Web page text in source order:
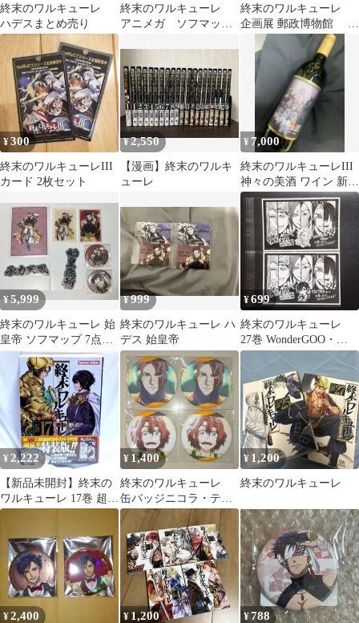
終末のワルキューレ
ハデスまとめ売り
終末のワルキューレ
アニメガ ソフマップ
終末のワルキューレ
企画展 郵政博物館 ポ
セイドン 缶バッジ
¥300
終末のワルキューレIII
カード 2枚セット
¥2,550
【漫画】終末のワルキ
ューレ
¥ 7,000
終末のワルキューレIII
神々の美酒 ワイン 新
品 未開封
¥5,999
終末のワルキューレ 始
皇帝 ソフマップ 7点セ
ット
¥999
終末のワルキューレ ハ
デス 始皇帝
¥699
終末のワルキューレ
27巻 WonderGOO・
TSUTAYA特典カード
2種
¥ 2,222
【新品未開封】終末の
ワルキューレ 17巻 超豪
華 特装版 人類最終闘争
¥ 1,400
終末のワルキューレ
缶バッジニコラ・テス
ラ
¥ 1,200
終末のワルキューレ
¥2,400 ¥ 1,200 ¥788